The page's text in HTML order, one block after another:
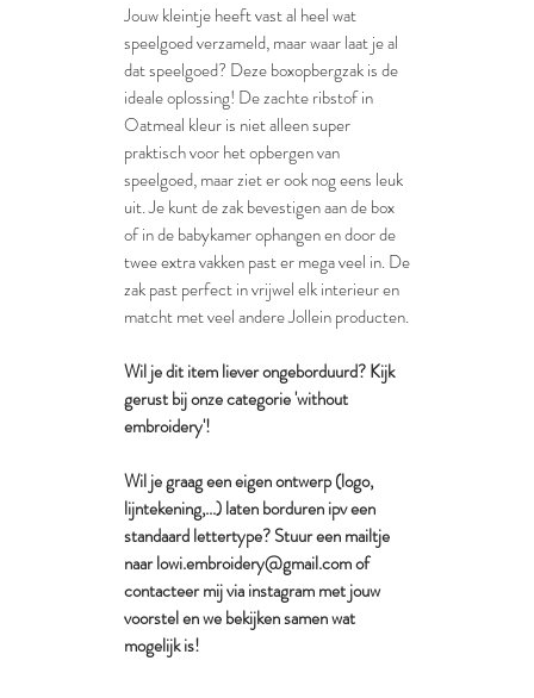
Jouw kleintje heeft vast al heel wat
speelgoed verzameld, maar waar laat je al
dat speelgoed? Deze boxopbergzak is de
ideale oplossing! De zachte ribstof in
Oatmeal kleur is niet alleen super
praktisch voor het opbergen van
speelgoed, maar ziet er ook nog eens leuk
uit. Je kunt de zak bevestigen aan de box
of in de babykamer ophangen en door de
twee extra vakken past er mega veel in. De
zak past perfect in vrijwel elk interieur en
matcht met veel andere Jollein producten.
Wil je dit item liever ongeborduurd? Kijk
gerust bij onze categorie 'without
embroidery'!
Wil je graag een eigen ontwerp (logo,
lijntekening,...) laten borduren ipv een
standaard lettertype? Stuur een mailtje
naar lowi.embroidery@gmail.com of
contacteer mij via instagram met jouw
voorstel en we bekijken samen wat
mogelijk is!